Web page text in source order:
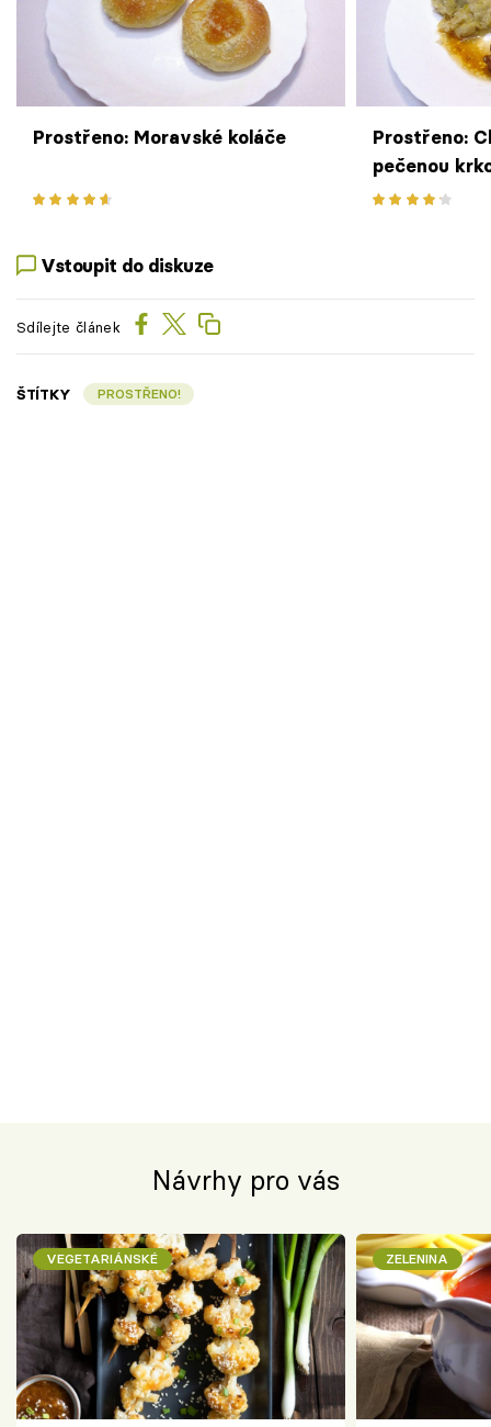
Prostřeno: Moravské koláče
Prostřeno:
pečenou
Vstoupit do diskuze
Sdílejte článek
ŠTÍTKY PROSTŘENO!
Návrhy pro vás
VEGETARIÁNSKÉ ZELENINA